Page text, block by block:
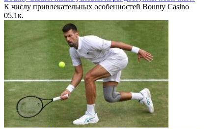
К числу привлекательных особенностей Bounty Casino
05.1к.